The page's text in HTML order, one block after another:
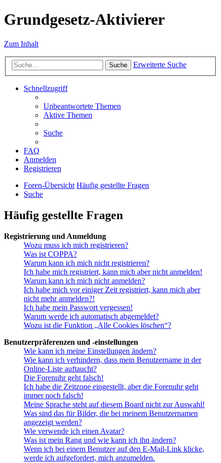
Grundgesetz-Aktivierer
Zum Inhalt
Suche Erweiterte Suche
Schnellzugriff
Unbeantwortete Themen
Aktive Themen
Suche
FAQ
Anmelden
Registrieren
Foren-Übersicht Häufig gestellte Fragen
Suche
Häufig gestellte Fragen
Registrierung und Anmeldung
Wozu muss ich mich registrieren?
Was ist COPPA?
Warum kann ich mich nicht registrieren?
Ich habe mich registriert, kann mich aber nicht anmelden!
Warum kann ich mich nicht anmelden?
Ich habe mich vor einiger Zeit registriert, kann mich aber
nicht mehr anmelden?!
Ich habe mein Passwort vergessen!
Warum werde ich automatisch abgemeldet?
Wozu ist die Funktion „Alle Cookies löschen“?
Benutzerpräferenzen und -einstellungen
Wie kann ich meine Einstellungen ändern?
Wie kann ich verhindern, dass mein Benutzername in der
Online-Liste auftaucht?
Die Forenuhr geht falsch!
Ich habe die Zeitzone eingestellt, aber die Forenuhr geht
immer noch falsch!
Meine Sprache steht auf diesem Board nicht zur Auswahl!
Was sind das für Bilder, die bei meinem Benutzernamen
angezeigt werden?
Wie verwende ich einen Avatar?
Was ist mein Rang und wie kann ich ihn ändern?
Wenn ich bei einem Benutzer auf den E-Mail-Link klicke,
werde ich aufgefordert, mich anzumelden.